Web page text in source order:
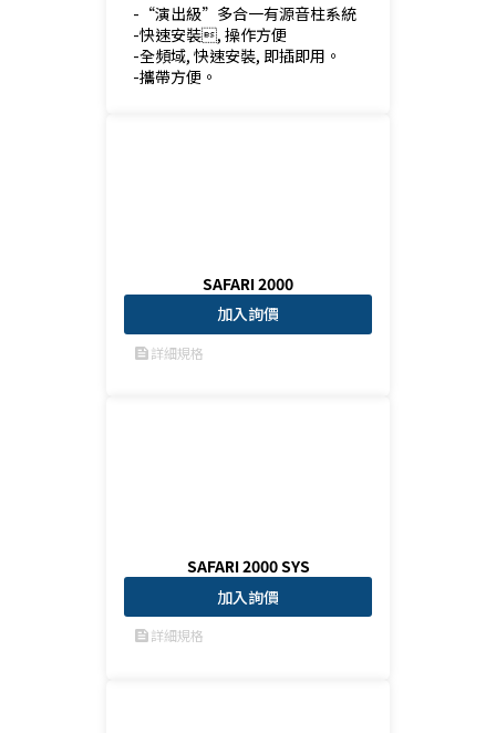
-“演出級”多合一有源音柱系統
-快速安裝, 操作方便
-全頻域, 快速安裝, 即插即用。
-攜帶方便。
SAFARI 2000
加入詢價
feed詳細規格
SAFARI 2000 SYS
加入詢價
feed詳細規格